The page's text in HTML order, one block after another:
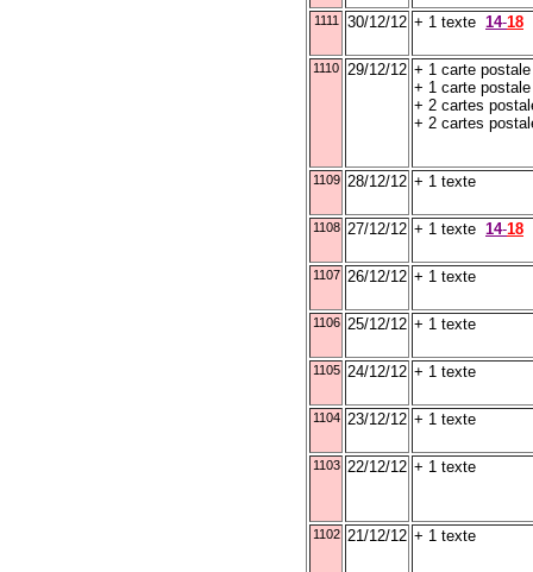
1111 30/12/12 + 1 texte 14-18
1110 29/12/12 + 1 carte
+ 1 carte
+ 2 cartes
+ 2 cartes
1109 28/12/12 + 1 texte
1108 27/12/12 + 1 texte 14-18
1107 26/12/12 + 1 texte
1106 25/12/12 + 1 texte
1105 24/12/12 + 1 texte
1104 23/12/12 + 1 texte
1103 22/12/12 + 1 texte
1102 21/12/12 + 1 texte